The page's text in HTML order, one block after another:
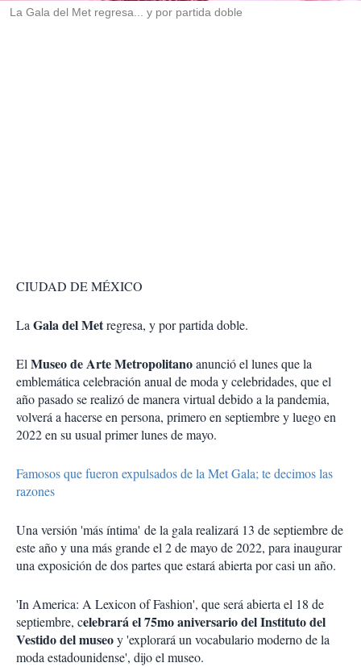
La Gala del Met regresa... y por partida doble
CIUDAD DE MÉXICO
LaGala del Metregresa, y por partida doble.
ElMuseo de Arte Metropolitanoanunció el lunes que la
emblemática celebración anual de moda y celebridades, que el
año pasado se realizó de manera virtual debido a la pandemia,
volverá a hacerse en persona, primero en septiembre y luego en
2022 en su usual primer lunes de mayo.
Famosos que fueron expulsados de la Met Gala; te decimos las
razones
Una versión 'más íntima' de la gala realizará 13 de septiembre de
este año y una más grande el 2 de mayo de 2022, para inaugurar
una exposición de dos partes que estará abierta por casi un año.
'In America: A Lexicon of Fashion', que será abierta el 18 de
septiembre, celebrará el 75mo aniversario del Instituto del
Vestido del museoy 'explorará un vocabulario moderno de la
moda estadounidense', dijo el museo.